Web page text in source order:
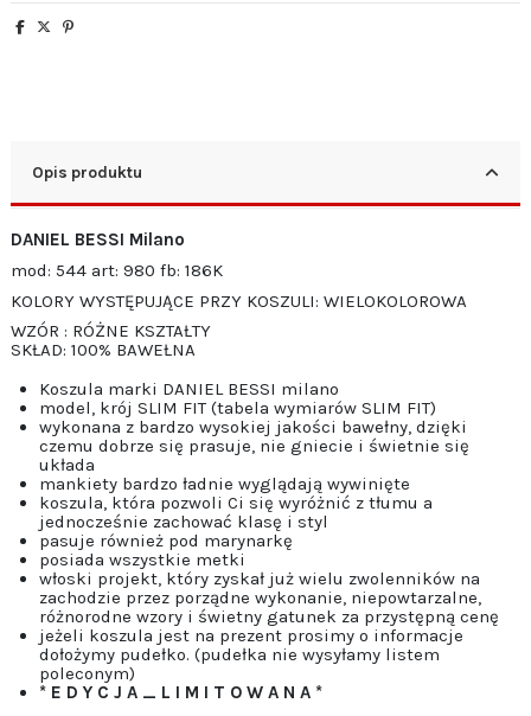
Opis produktu
DANIEL BESSI Milano
mod: 544 art: 980 fb: 186K
KOLORY WYSTĘPUJĄCE PRZY KOSZULI: WIELOKOLOROWA
WZÓR : RÓŻNE KSZTAŁTY
SKŁAD: 100% BAWEŁNA
Koszula marki DANIEL BESSI milano
model, krój SLIM FIT (tabela wymiarów SLIM FIT)
wykonana z bardzo wysokiej jakości bawełny, dzięki
czemu dobrze się prasuje, nie gniecie i świetnie się
układa
mankiety bardzo ładnie wyglądają wywinięte
koszula, która pozwoli Ci się wyróżnić z tłumu a
jednocześnie zachować klasę i styl
pasuje również pod marynarkę
posiada wszystkie metki
włoski projekt, który zyskał już wielu zwolenników na
zachodzie przez porządne wykonanie, niepowtarzalne,
różnorodne wzory i świetny gatunek za przystępną cenę
jeżeli koszula jest na prezent prosimy o informacje
dołożymy pudełko. (pudełka nie wysyłamy listem
poleconym)
* E D Y C J A _ L I M I T O W A N A *